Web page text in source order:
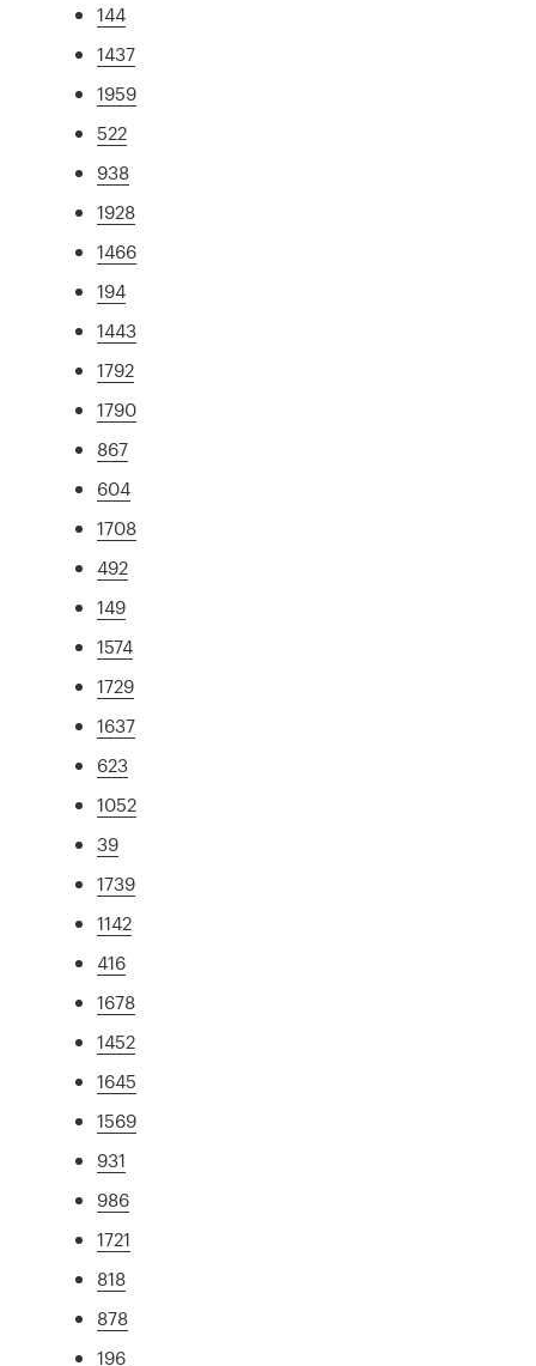
144
1437
1959
522
938
1928
1466
194
1443
1792
1790
867
604
1708
492
149
1574
1729
1637
623
1052
39
1739
1142
416
1678
1452
1645
1569
931
986
1721
818
878
196